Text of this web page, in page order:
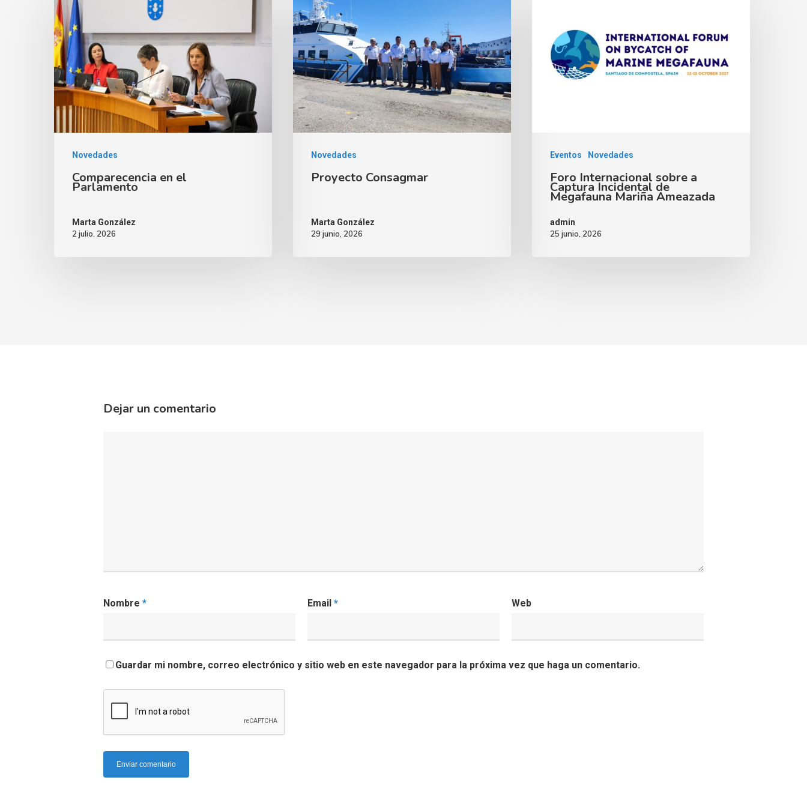
Novedades
Comparecencia en el
Parlamento
Marta González
2 julio, 2026
Novedades
Proyecto Consagmar
Marta González
29 junio, 2026
Eventos Novedades
Foro Internacional sobre a
Captura Incidental de
Megafauna Mariña Ameazada
admin
25 junio, 2026
Dejar un comentario
Nombre * Email * Web
Guardar mi nombre, correo electrónico y sitio web en este navegador para la próxima vez que haga un comentario.